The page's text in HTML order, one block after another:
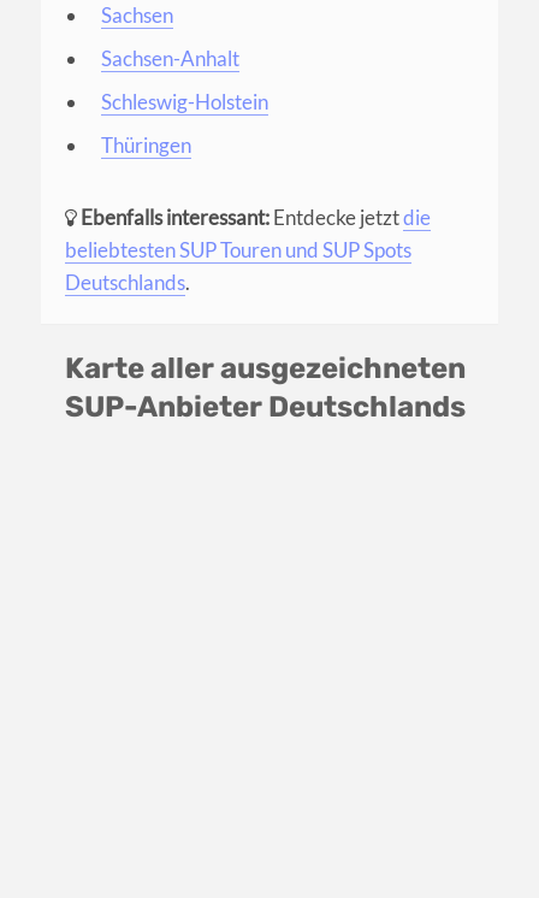
Sachsen
Sachsen-Anhalt
Schleswig-Holstein
Thüringen
Ebenfalls interessant:Entdecke jetztdie
beliebtesten SUP Touren und SUP Spots
Deutschlands.
Karte aller ausgezeichneten
SUP-Anbieter Deutschlands